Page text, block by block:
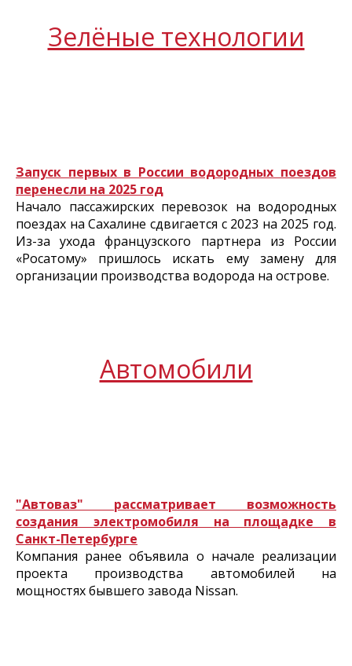
Зелёные технологии
Запуск первых в России водородных поездов
перенесли на 2025 год
Начало пассажирских перевозок на водородных
поездах на Сахалине сдвигается с 2023 на 2025 год.
Из-за ухода французского партнера из России
«Росатому» пришлось искать ему замену для
организации производства водорода на острове.
Автомобили
"Автоваз" рассматривает возможность
создания электромобиля на площадке в
Санкт-Петербурге
Компания ранее объявила о начале реализации
проекта производства автомобилей на
мощностях бывшего завода Nissan.